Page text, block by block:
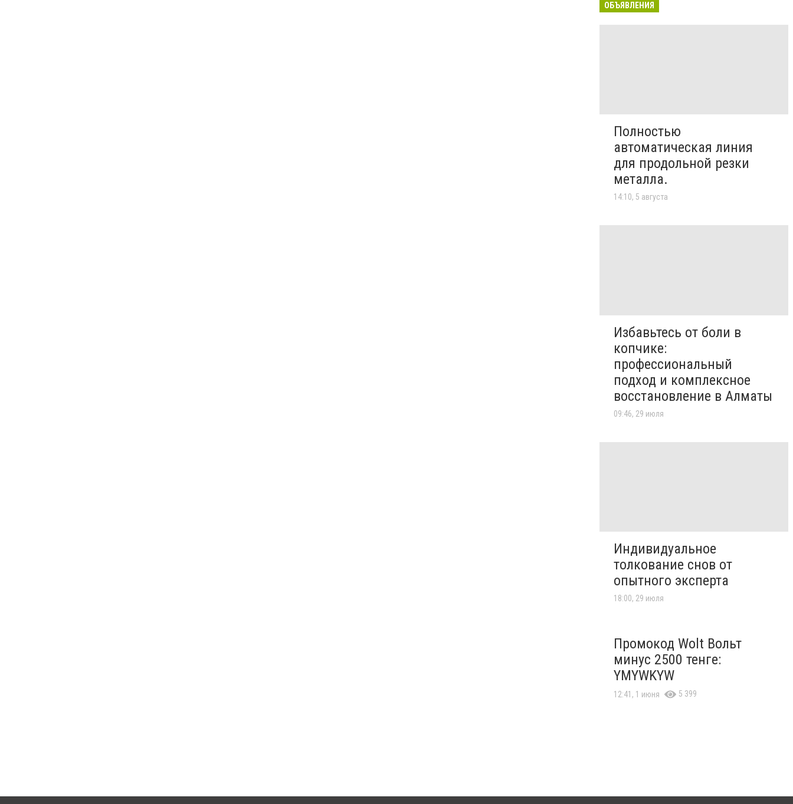
ОБЪЯВЛЕНИЯ
Полностью
автоматическая линия
для продольной резки
металла.
14:10, 5 августа
Избавьтесь от боли в
копчике:
профессиональный
подход и комплексное
восстановление в Алматы
09:46, 29 июля
Индивидуальное
толкование снов от
опытного эксперта
18:00, 29 июля
Промокод Wolt Вольт
минус 2500 тенге:
YMYWKYW
12:41, 1 июня 5 399